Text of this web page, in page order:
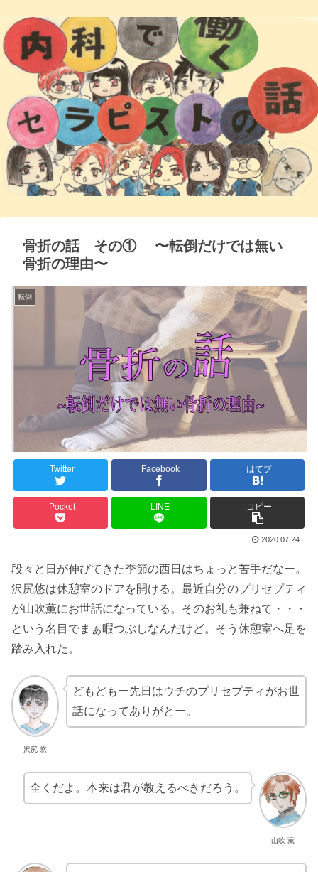
骨折の話 その① 〜転倒だけでは無い
骨折の理由〜
転倒
Twitter Facebook はてブ
Pocket LINE コピー
2020.07.24
段々と日が伸びてきた季節の西日はちょっと苦手だなー。
沢尻悠は休憩室のドアを開ける。最近自分のプリセプティ
が山吹薫にお世話になっている。そのお礼も兼ねて・・・
という名目でまぁ暇つぶしなんだけど。そう休憩室へ足を
踏み入れた。
沢尻 悠
どもどもー先日はウチのプリセプティがお世
話になってありがとー。
山吹 薫
全くだよ。本来は君が教えるべきだろう。